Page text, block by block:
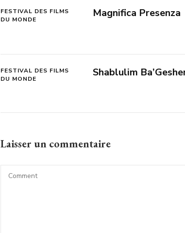
FESTIVAL DES FILMS
DU MONDE
Magnifica Presenza
FESTIVAL DES FILMS
DU MONDE
Shablulim
Laisser un commentaire